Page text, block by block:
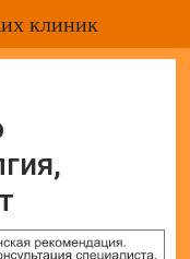
клиник